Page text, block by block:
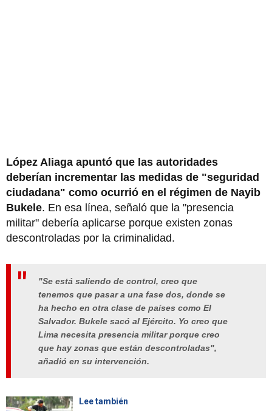
López Aliaga apuntó que las autoridades
deberían incrementar las medidas de "seguridad
ciudadana" como ocurrió en el régimen de Nayib
Bukele. En esa línea, señaló que la "presencia
militar" debería aplicarse porque existen zonas
descontroladas por la criminalidad.
"Se está saliendo de control, creo que
tenemos que pasar a una fase dos, donde se
ha hecho en otra clase de países como El
Salvador. Bukele sacó al Ejército. Yo creo que
Lima necesita presencia militar porque creo
que hay zonas que están descontroladas",
añadió en su intervención.
Lee también